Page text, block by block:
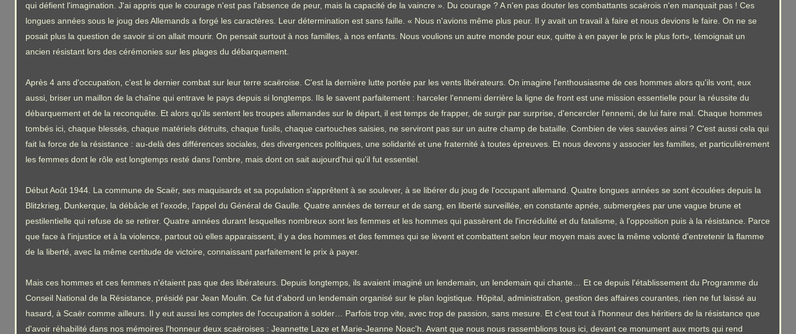
qui défient l'imagination. J'ai appris que le courage n'est pas l'absence de peur, mais la capacité de la vaincre ». Du courage ? A n'en pas douter les combattants scaërois n'en manquait pas ! Ces
longues années sous le joug des Allemands a forgé les caractères. Leur détermination est sans faille. « Nous n'avions même plus peur. Il y avait un travail à faire et nous devions le faire. On ne se
posait plus la question de savoir si on allait mourir. On pensait surtout à nos familles, à nos enfants. Nous voulions un autre monde pour eux, quitte à en payer le prix le plus fort», témoignait un
ancien résistant lors des cérémonies sur les plages du débarquement.
Après 4 ans d'occupation, c'est le dernier combat sur leur terre scaëroise. C'est la dernière lutte portée par les vents libérateurs. On imagine l'enthousiasme de ces hommes alors qu'ils vont, eux
aussi, briser un maillon de la chaîne qui entrave le pays depuis si longtemps. Ils le savent parfaitement : harceler l'ennemi derrière la ligne de front est une mission essentielle pour la réussite du
débarquement et de la reconquête. Et alors qu'ils sentent les troupes allemandes sur le départ, il est temps de frapper, de surgir par surprise, d'encercler l'ennemi, de lui faire mal. Chaque hommes
tombés ici, chaque blessés, chaque matériels détruits, chaque fusils, chaque cartouches saisies, ne serviront pas sur un autre champ de bataille. Combien de vies sauvées ainsi ? C'est aussi cela qui
fait la force de la résistance : au-delà des différences sociales, des divergences politiques, une solidarité et une fraternité à toutes épreuves. Et nous devons y associer les familles, et particulièrement
les femmes dont le rôle est longtemps resté dans l'ombre, mais dont on sait aujourd'hui qu'il fut essentiel.
Début Août 1944. La commune de Scaër, ses maquisards et sa population s'apprêtent à se soulever, à se libérer du joug de l'occupant allemand. Quatre longues années se sont écoulées depuis la
Blitzkrieg, Dunkerque, la débâcle et l'exode, l'appel du Général de Gaulle. Quatre années de terreur et de sang, en liberté surveillée, en constante apnée, submergées par une vague brune et
pestilentielle qui refuse de se retirer. Quatre années durant lesquelles nombreux sont les femmes et les hommes qui passèrent de l'incrédulité et du fatalisme, à l'opposition puis à la résistance. Parce
que face à l'injustice et à la violence, partout où elles apparaissent, il y a des hommes et des femmes qui se lèvent et combattent selon leur moyen mais avec la même volonté d'entretenir la flamme
de la liberté, avec la même certitude de victoire, connaissant parfaitement le prix à payer.
Mais ces hommes et ces femmes n'étaient pas que des libérateurs. Depuis longtemps, ils avaient imaginé un lendemain, un lendemain qui chante… Et ce depuis l'établissement du Programme du
Conseil National de la Résistance, présidé par Jean Moulin. Ce fut d'abord un lendemain organisé sur le plan logistique. Hôpital, administration, gestion des affaires courantes, rien ne fut laissé au
hasard, à Scaër comme ailleurs. Il y eut aussi les comptes de l'occupation à solder… Parfois trop vite, avec trop de passion, sans mesure. Et c'est tout à l'honneur des héritiers de la résistance que
d'avoir réhabilité dans nos mémoires l'honneur deux scaëroises : Jeannette Laze et Marie-Jeanne Noac'h. Avant que nous nous rassemblions tous ici, devant ce monument aux morts qui rend